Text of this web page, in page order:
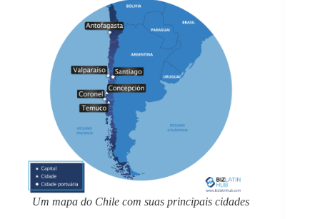
Um mapa do Chile com suas principais cidades